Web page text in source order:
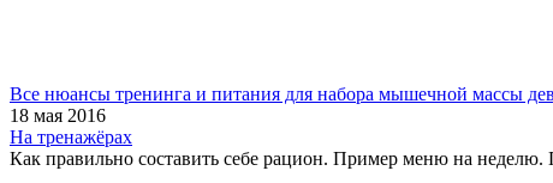
Все нюансы тренинга и питания для набора мышечной массы
18 мая 2016
На тренажёрах
Как правильно составить себе рацион. Пример меню на